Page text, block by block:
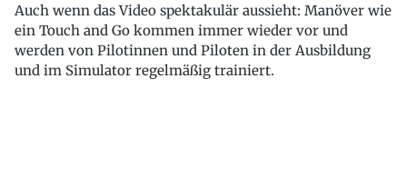
Auch wenn das Video spektakulär aussieht: Manöver wie
ein Touch and Go kommen immer wieder vor und
werden von Pilotinnen und Piloten in der Ausbildung
und im Simulator regelmäßig trainiert.